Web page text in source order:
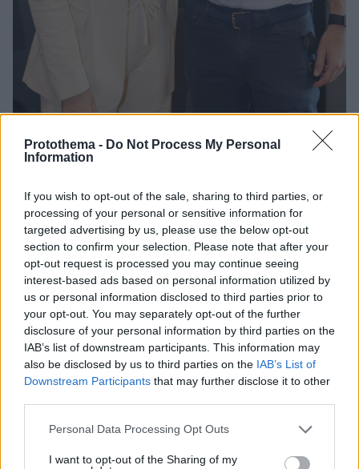
Protothema - Do Not Process My Personal
Information
If you wish to opt-out of the sale, sharing to third parties, or
processing of your personal or sensitive information for
targeted advertising by us, please use the below opt-out
section to confirm your selection. Please note that after your
opt-out request is processed you may continue seeing
interest-based ads based on personal information utilized by
us or personal information disclosed to third parties prior to
your opt-out. You may separately opt-out of the further
disclosure of your personal information by third parties on the
IAB’s list of downstream participants. This information may
also be disclosed by us to third parties on the IAB’s List of
Downstream Participants that may further disclose it to other
Please note that this website/app uses one or more Google
not limited to your visit or usage behaviour. You may click to
Personal Data Processing Opt Outs
I want to opt-out of the Sharing of my